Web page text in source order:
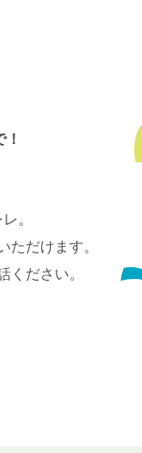
。
ただけます。
ださい。